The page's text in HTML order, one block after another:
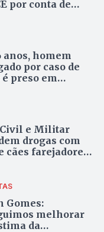
por conta de
anos, homem
por caso de
preso em
e Militar
drogas com
cães farejadores
Gomes:
melhorar
da